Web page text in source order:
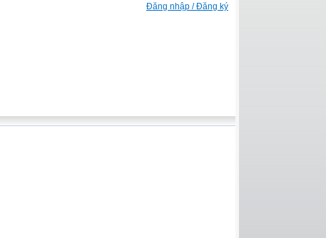
Đăng nhập / Đăng ký